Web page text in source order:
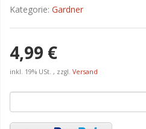
Kategorie: Gardner
4,99 €
inkl. 19% USt. , zzgl. Versand